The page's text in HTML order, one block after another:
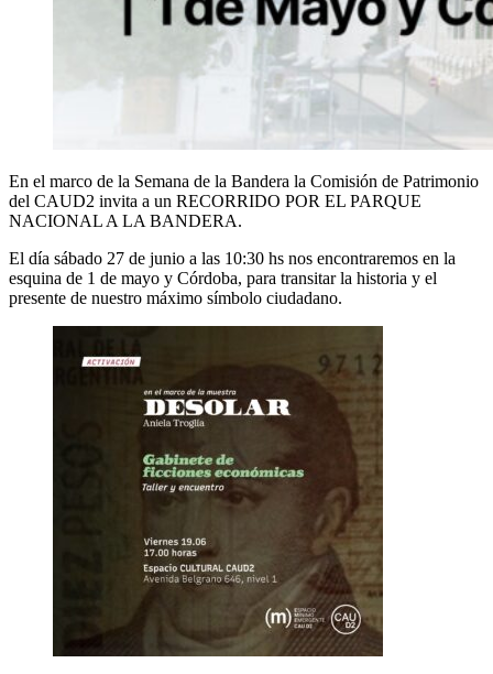
En el marco de la Semana de la Bandera la Comisión de Patrimonio
del CAUD2 invita a un RECORRIDO POR EL PARQUE
NACIONAL A LA BANDERA.
El día sábado 27 de junio a las 10:30 hs nos encontraremos en la
esquina de 1 de mayo y Córdoba, para transitar la historia y el
presente de nuestro máximo símbolo ciudadano.